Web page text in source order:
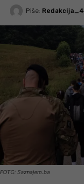
Piše: Redakcija_4
FOTO: Saznajem.ba